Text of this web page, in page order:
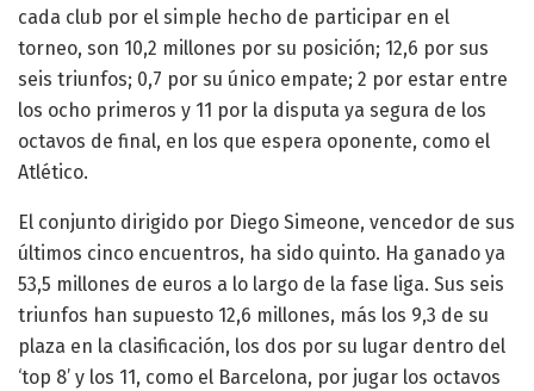
cada club por el simple hecho de participar en el
torneo, son 10,2 millones por su posición; 12,6 por sus
seis triunfos; 0,7 por su único empate; 2 por estar entre
los ocho primeros y 11 por la disputa ya segura de los
octavos de final, en los que espera oponente, como el
Atlético.
El conjunto dirigido por Diego Simeone, vencedor de sus
últimos cinco encuentros, ha sido quinto. Ha ganado ya
53,5 millones de euros a lo largo de la fase liga. Sus seis
triunfos han supuesto 12,6 millones, más los 9,3 de su
plaza en la clasificación, los dos por su lugar dentro del
‘top 8’ y los 11, como el Barcelona, por jugar los octavos